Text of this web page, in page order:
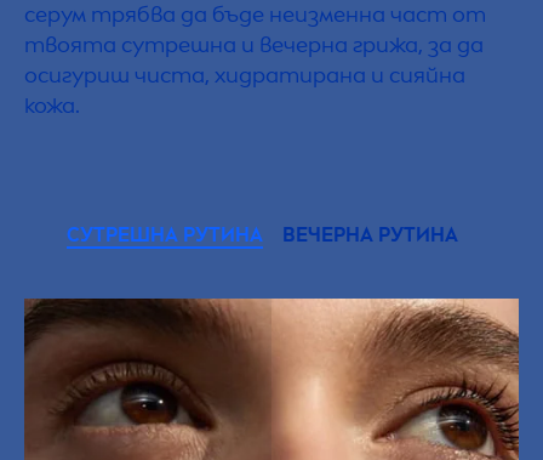
серум трябва да бъде неизменна част от
твоята сутрешна и вечерна грижа, за да
осигуриш чиста, хидратирана и сияйна
кожа.
СУТРЕШНА РУТИНА ВЕЧЕРНА РУТИНА